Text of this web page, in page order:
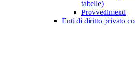
tabelle)
Provvedimenti
Enti di diritto privato